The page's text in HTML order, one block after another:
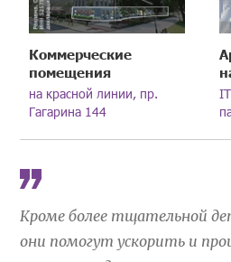
Коммерческие
помещения
на красной линии, пр.
Гагарина 144
Кроме более тщательной
они помогут ускорить и